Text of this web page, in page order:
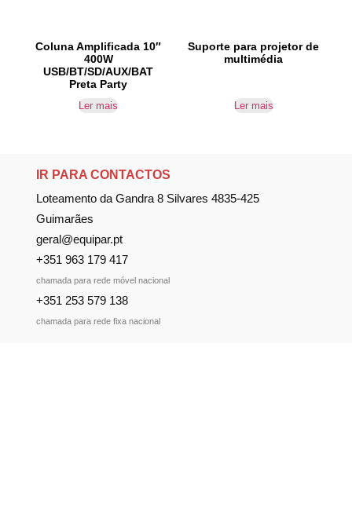
Coluna Amplificada 10″
400W
USB/BT/SD/AUX/BAT
Preta Party
Ler mais
Suporte para projetor de
multimédia
Ler mais
IR PARA CONTACTOS
Loteamento da Gandra 8 Silvares 4835-425
Guimarães
geral@equipar.pt
+351 963 179 417
chamada para rede móvel nacional
+351 253 579 138
chamada para rede fixa nacional